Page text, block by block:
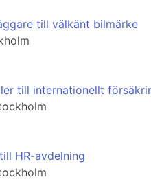
till välkänt bilmärke
till internationellt
HR-avdelning